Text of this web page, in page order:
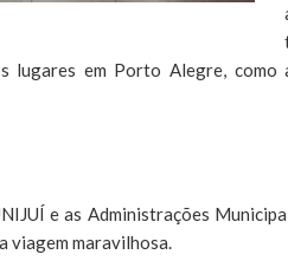
lugares em Porto Alegre,
e as Administrações
viagem maravilhosa.